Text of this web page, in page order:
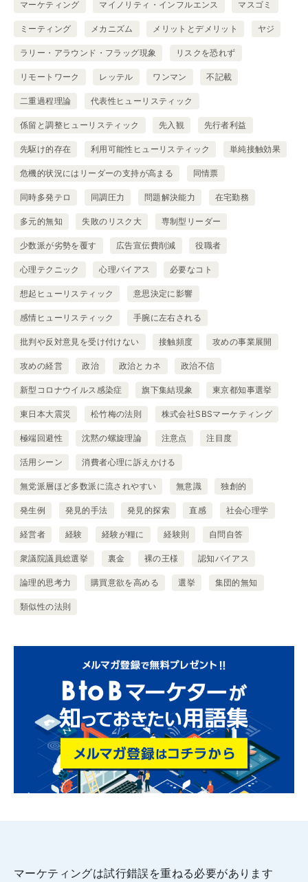
マーケティング マイノリティ・インフルエンス マスゴミ
ミーティング メカニズム メリットとデメリット ヤジ
ラリー・アラウンド・フラッグ現象 リスクを恐れず
リモートワーク レッテル ワンマン 不記載
二重過程理論 代表性ヒューリスティック
係留と調整ヒューリスティック 先入観 先行者利益
先駆け的存在 利用可能性ヒューリスティック 単純接触効果
危機的状況にはリーダーの支持が高まる 同情票
同時多発テロ 同調圧力 問題解決能力 在宅勤務
多元的無知 失敗のリスク大 専制型リーダー
少数派が劣勢を覆す 広告宣伝費削減 役職者
心理テクニック 心理バイアス 必要なコト
想起ヒューリスティック 意思決定に影響
感情ヒューリスティック 手腕に左右される
批判や反対意見を受け付けない 接触頻度 攻めの事業展開
攻めの経営 政治 政治とカネ 政治不信
新型コロナウイルス感染症 旗下集結現象 東京都知事選挙
東日本大震災 松竹梅の法則 株式会社SBSマーケティング
極端回避性 沈黙の螺旋理論 注意点 注目度
活用シーン 消費者心理に訴えかける
無党派層ほど多数派に流されやすい 無意識 独創的
発生例 発見的手法 発見的探索 直感 社会心理学
経営者 経験 経験が糧に 経験則 自問自答
衆議院議員総選挙 裏金 裸の王様 認知バイアス
論理的思考力 購買意欲を高める 選挙 集団的無知
類似性の法則
マーケティングは試行錯誤を重ねる必要があります